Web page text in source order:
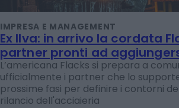
IMPRESA E MANAGEMENT
Ex Ilva: in arrivo la cordata
partner pronti ad
L’americana Flacks si prepara a
ufficialmente i partner che lo
prossime fasi per definire i contorni
rilancio dell'acciaieria